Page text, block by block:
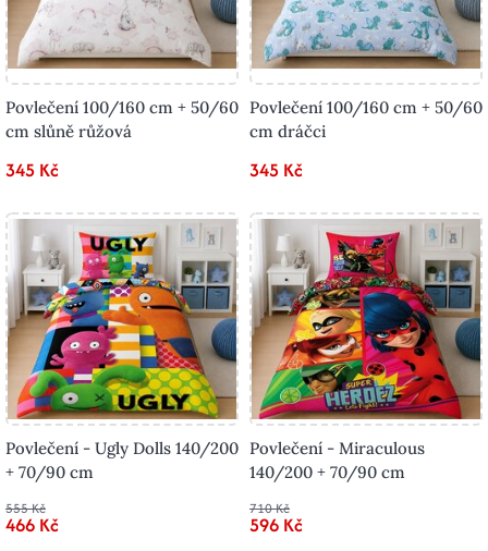
Povlečení 100/160 cm + 50/60
cm slůně růžová
345 Kč
Povlečení 100/160 cm + 50/60
cm dráčci
345 Kč
Povlečení - Ugly Dolls 140/200
+ 70/90 cm
555 Kč
466 Kč
Povlečení - Miraculous
140/200 + 70/90 cm
710 Kč
596 Kč